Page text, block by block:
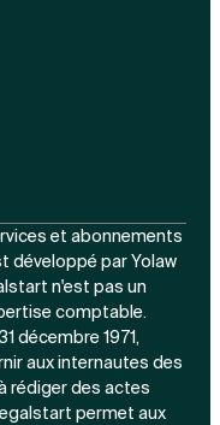
et abonnements
développé par Yolaw
n'est pas un
comptable.
décembre 1971,
aux internautes des
rédiger des actes
permet aux